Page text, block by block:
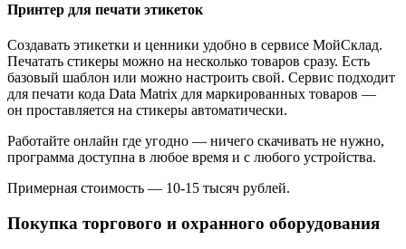
Принтер для печати этикеток
Создавать этикетки и ценники удобно в сервисе МойСклад.
Печатать стикеры можно на несколько товаров сразу. Есть
базовый шаблон или можно настроить свой. Сервис подходит
для печати кода Data Matrix для маркированных товаров —
он проставляется на стикеры автоматически.
Работайте онлайн где угодно — ничего скачивать не нужно,
программа доступна в любое время и с любого устройства.
Примерная стоимость — 10-15 тысяч рублей.
Покупка торгового и охранного оборудования